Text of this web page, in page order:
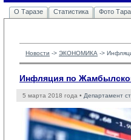
О Таразе Статистика Фото
Новости -> ЭКОНОМИКА ->
Инфляция по
5 марта 2018 года • Департамент